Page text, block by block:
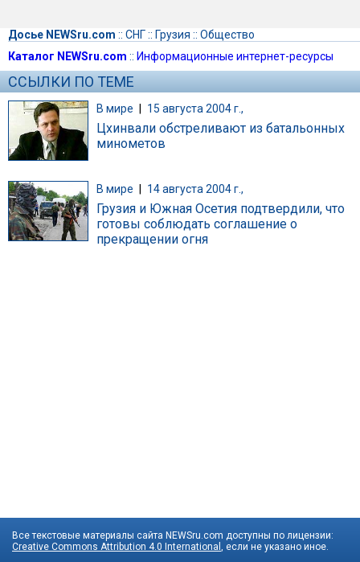
Досье NEWSru.com :: СНГ:: Грузия :: Общество
Каталог NEWSru.com :: Информационные интернет-ресурсы
ССЫЛКИ ПО ТЕМЕ
В мире | 15 августа 2004 г.,
Цхинвали обстреливают из батальонных
минометов
В мире 14 августа 2004 г.,
Грузия и Южная Осетия подтвердили, что
готовы соблюдать соглашение о
прекращении огня
Все текстовые материалы сайта NEWSru.com доступны по лицензии:
Creative Commons Attribution 4.0 International , если не указано иное.